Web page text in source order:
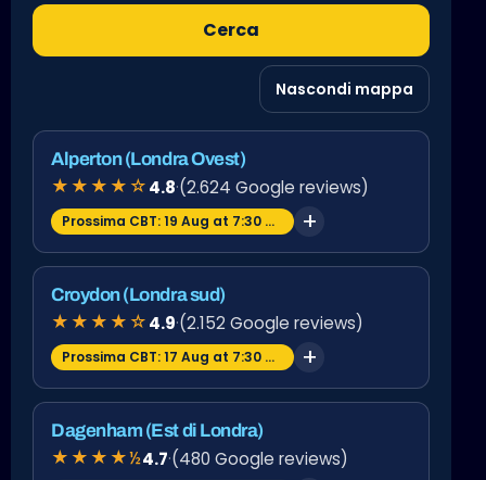
Cerca
Nascondi mappa
Alperton (Londra Ovest)
★★★★☆4.8·(2.624 Google reviews)
Prossima CBT: 19 Aug at 7:30 am
Croydon (Londra sud)
★★★★☆4.9·(2.152 Google reviews)
Prossima CBT: 17 Aug at 7:30 am
Dagenham (Est di Londra)
★★★★½4.7·(480 Google reviews)